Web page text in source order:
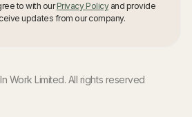
to with ourPrivacy Policyand provide
updates from our company.
Work Limited. All rights reserved